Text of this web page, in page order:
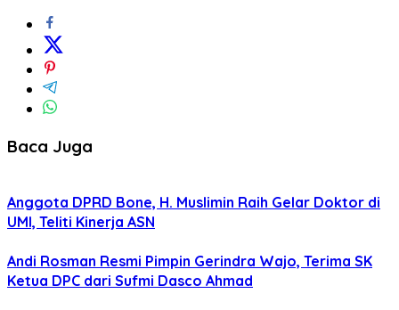
Baca Juga
Anggota DPRD Bone, H. Muslimin Raih Gelar Doktor di
UMI, Teliti Kinerja ASN
Andi Rosman Resmi Pimpin Gerindra Wajo, Terima SK
Ketua DPC dari Sufmi Dasco Ahmad